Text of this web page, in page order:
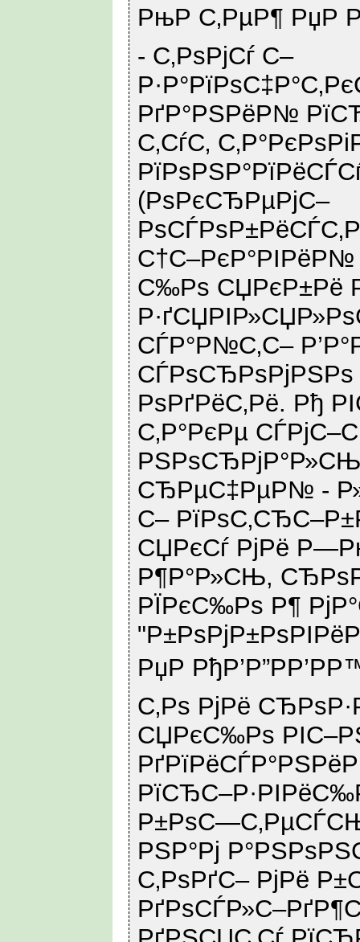
РњР С‚РµР¶ РџР
- С‚РѕРјСѓ С–
РґР°РЅРёР№
С‚СѓС‚
(РѕРєСЂРµРјС–
С‰Рѕ СЏРєР±Рё
СЃР°Р№С‚С–
РѕРґРёС‚Рё. Рђ
С‚Р°РєРµ
СЂРµС‡РµР№ -
С–
СЏРєСѓ РјРё
Р¶Р°Р»СЊ,
РЇРєС‰Рѕ Р¶
РџР
С‚Рѕ РјРё
СЏРєС‰Рѕ
РЅР°Рј
С‚РѕРґС– РјРё